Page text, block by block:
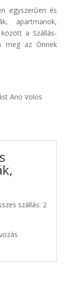
egyszerűen és
apartmanok,
a Szállás-
meg az Önnek
Ano Volos
szállás: 2